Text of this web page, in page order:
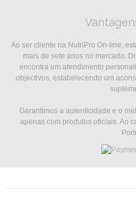
Ao ser cliente na NutriPro On-line,
mais de sete anos no mercado.
encontra um atendimento
objectivos, estabelecendo um
Garantimos a autenticidade e o
apenas com produtos oficiais. Ao